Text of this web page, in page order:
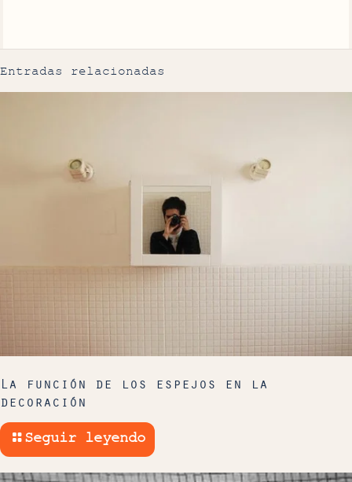
Entradas relacionadas
La función de los espejos en la
decoración
Seguir leyendo